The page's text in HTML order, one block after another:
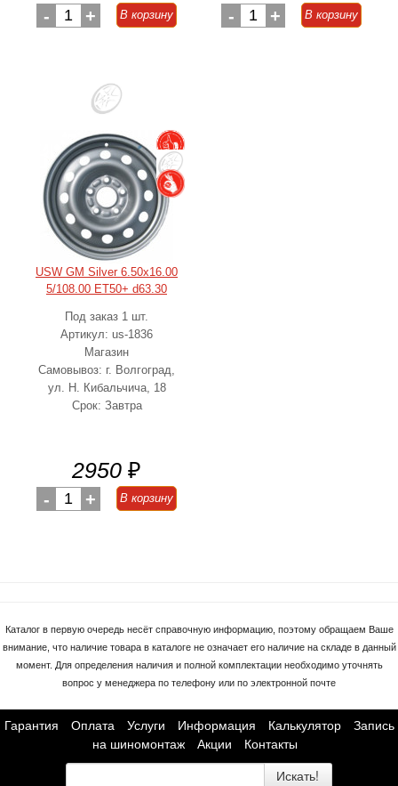
- 1 + В корзину - 1 + В корзину
USW GM Silver 6.50x16.00
5/108.00 ET50+ d63.30
Под заказ 1 шт.
Артикул: us-1836
Магазин
Самовывоз: г. Волгоград,
ул. Н. Кибальчича, 18
Срок: Завтра
2950 ₽
- 1 + В корзину
Каталог в первую очередь несёт справочную информацию, поэтому обращаем Ваше
внимание, что наличие товара в каталоге не означает его наличие на складе в данный
момент. Для определения наличия и полной комплектации необходимо уточнять
вопрос у менеджера по телефону или по электронной почте
Гарантия Оплата Услуги Информация Калькулятор
Запись
на шиномонтаж
Акции Контакты
Искать!